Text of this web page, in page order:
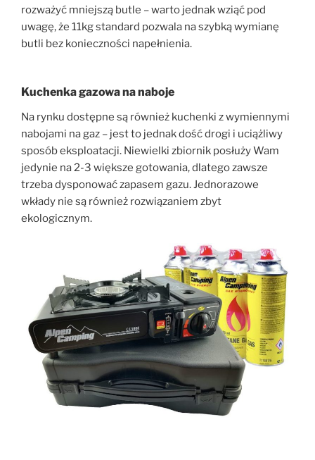
rozważyć mniejszą butle – warto jednak wziąć pod
uwagę, że 11kg standard pozwala na szybką wymianę
butli bez konieczności napełnienia.
Kuchenka gazowa na naboje
Na rynku dostępne są również kuchenki z wymiennymi
nabojami na gaz – jest to jednak dość drogi i uciążliwy
sposób eksploatacji. Niewielki zbiornik posłuży Wam
jedynie na 2-3 większe gotowania, dlatego zawsze
trzeba dysponować zapasem gazu. Jednorazowe
wkłady nie są również rozwiązaniem zbyt
ekologicznym.